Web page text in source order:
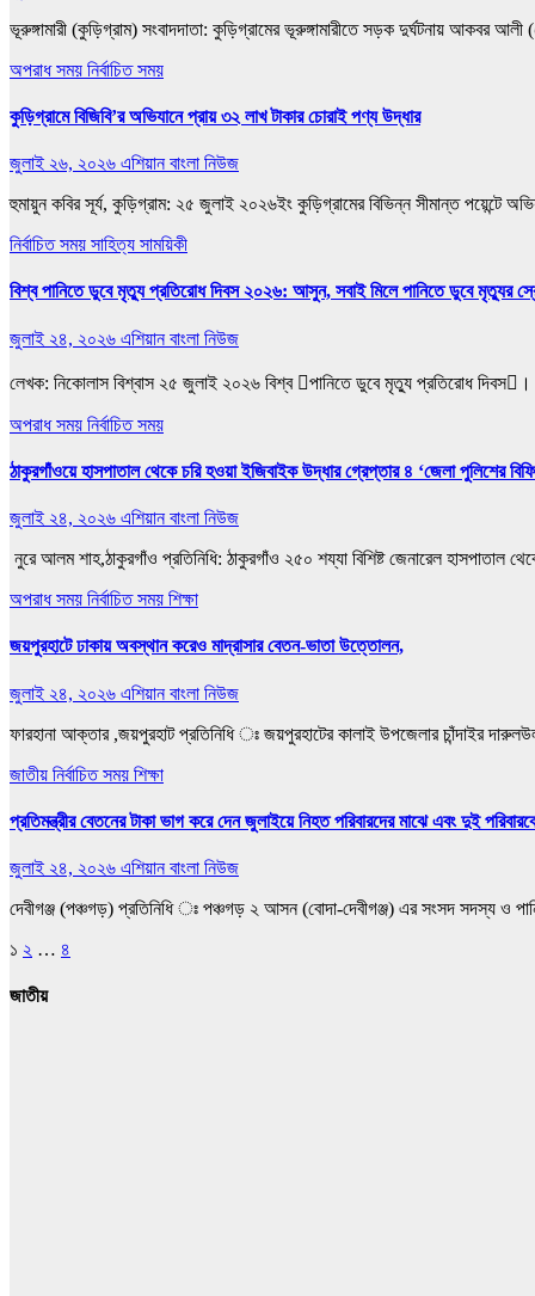
ভূরুঙ্গামারী (কুড়িগ্রাম) সংবাদদাতা: কুড়িগ্রামের ভূরুঙ্গামারীতে সড়ক দুর্ঘটনায় আকবর
অপরাধ সময় নির্বাচিত সময়
কুড়িগ্রামে বিজিবি’র অভিযানে প্রায় ৩২ লাখ টাকার চোরাই পণ্য উদ্ধার
জুলাই ২৬, ২০২৬ এশিয়ান বাংলা নিউজ
হুমায়ুন কবির সূর্য, কুড়িগ্রাম: ২৫ জুলাই ২০২৬ইং কুড়িগ্রামের বিভিন্ন সীমান্ত পয়েন্টে
নির্বাচিত সময় সাহিত্য সাময়িকী
বিশ্ব পানিতে ডুবে মৃত্যু প্রতিরোধ দিবস ২০২৬: আসুন, সবাই মিলে পানিতে ডুবে মৃত্যুর
জুলাই ২৪, ২০২৬ এশিয়ান বাংলা নিউজ
লেখক: নিকোলাস বিশ্বাস ২৫ জুলাই ২০২৬ বিশ্ব পানিতে ডুবে মৃত্যু প্রতিরোধ দিবস।
অপরাধ সময় নির্বাচিত সময়
ঠাকুরগাঁওয়ে হাসপাতাল থেকে চরি হওয়া ইজিবাইক উদ্ধার গ্রেপ্তার ৪ ‘জেলা পুলিশের
জুলাই ২৪, ২০২৬ এশিয়ান বাংলা নিউজ
‎নুরে আলম শাহ,ঠাকুরগাঁও প্রতিনিধি: ‎ঠাকুরগাঁও ২৫০ শয্যা বিশিষ্ট জেনারেল
অপরাধ সময় নির্বাচিত সময় শিক্ষা
জয়পুরহাটে ঢাকায় অবস্থান করেও মাদ্রাসার বেতন-ভাতা উত্তোলন,
জুলাই ২৪, ২০২৬ এশিয়ান বাংলা নিউজ
ফারহানা আক্তার ,জয়পুরহাট প্রতিনিধি ঃ জয়পুরহাটের কালাই উপজেলার চাঁন্দাইর
জাতীয় নির্বাচিত সময় শিক্ষা
প্রতিমন্ত্রীর বেতনের টাকা ভাগ করে দেন জুলাইয়ে নিহত পরিবারদের মাঝে এবং দুই
জুলাই ২৪, ২০২৬ এশিয়ান বাংলা নিউজ
দেবীগঞ্জ (পঞ্চগড়) প্রতিনিধি ঃ পঞ্চগড় ২ আসন (বোদা-দেবীগঞ্জ) এর সংসদ সদস্য ও
Posts
pagination
১ ২ … ৪
জাতীয়